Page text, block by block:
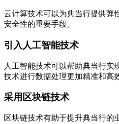
云计算技术可以为典当行提供弹
安全性的重要手段。
引入人工智能技术
人工智能技术可以帮助典当行
技术进行数据处理更加精准和高
采用区块链技术
区块链技术有助于提升典当行的